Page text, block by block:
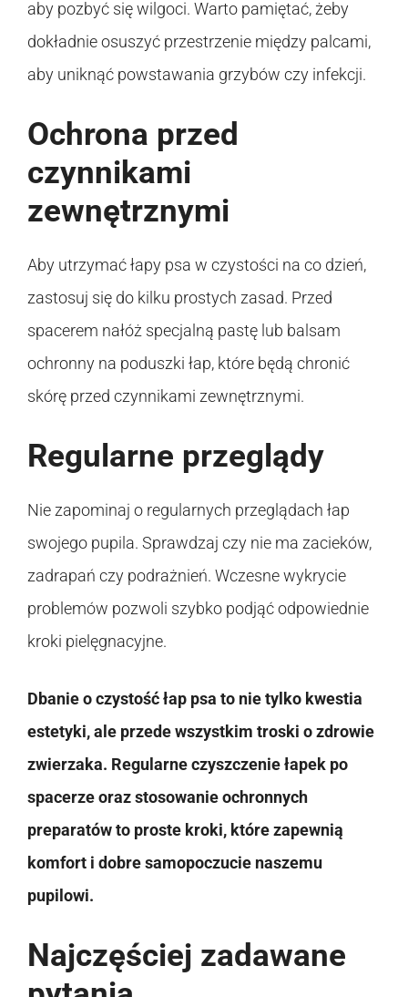
aby pozbyć się wilgoci. Warto pamiętać, żeby
dokładnie osuszyć przestrzenie między palcami,
aby uniknąć powstawania grzybów czy infekcji.
Ochrona przed
czynnikami
zewnętrznymi
Aby utrzymać łapy psa w czystości na co dzień,
zastosuj się do kilku prostych zasad. Przed
spacerem nałóż specjalną pastę lub balsam
ochronny na poduszki łap, które będą chronić
skórę przed czynnikami zewnętrznymi.
Regularne przeglądy
Nie zapominaj o regularnych przeglądach łap
swojego pupila. Sprawdzaj czy nie ma zacieków,
zadrapań czy podrażnień. Wczesne wykrycie
problemów pozwoli szybko podjąć odpowiednie
kroki pielęgnacyjne.
Dbanie o czystość łap psa to nie tylko kwestia
estetyki, ale przede wszystkim troski o zdrowie
zwierzaka. Regularne czyszczenie łapek po
spacerze oraz stosowanie ochronnych
preparatów to proste kroki, które zapewnią
komfort i dobre samopoczucie naszemu
pupilowi.
Najczęściej zadawane